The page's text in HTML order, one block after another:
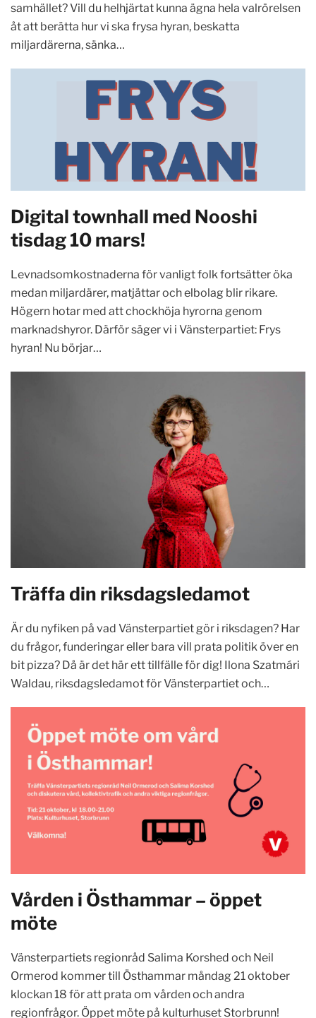
samhället? Vill du helhjärtat kunna ägna hela valrörelsen
åt att berätta hur vi ska frysa hyran, beskatta
miljardärerna, sänka…
Digital townhall med Nooshi
tisdag 10 mars!
Levnadsomkostnaderna för vanligt folk fortsätter öka
medan miljardärer, matjättar och elbolag blir rikare.
Högern hotar med att chockhöja hyrorna genom
marknadshyror. Därför säger vi i Vänsterpartiet: Frys
hyran! Nu börjar…
Träffa din riksdagsledamot
Är du nyfiken på vad Vänsterpartiet gör i riksdagen? Har
du frågor, funderingar eller bara vill prata politik över en
bit pizza? Då är det här ett tillfälle för dig! Ilona Szatmári
Waldau, riksdagsledamot för Vänsterpartiet och…
Vården i Östhammar – öppet
möte
Vänsterpartiets regionråd Salima Korshed och Neil
Ormerod kommer till Östhammar måndag 21 oktober
klockan 18 för att prata om vården och andra
regionfrågor. Öppet möte på kulturhuset Storbrunn!